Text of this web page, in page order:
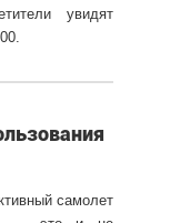
увидят
самолет